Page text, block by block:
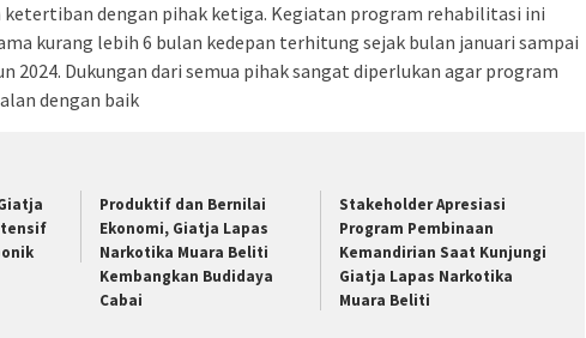
ketertiban dengan pihak ketiga. Kegiatan program rehabilitasi ini
kurang lebih 6 bulan kedepan terhitung sejak bulan januari sampai
2024. Dukungan dari semua pihak sangat diperlukan agar program
dengan baik
Produktif dan Bernilai
Ekonomi, Giatja Lapas
Narkotika Muara Beliti
Kembangkan Budidaya
Cabai
Stakeholder Apresiasi
Program Pembinaan
Kemandirian Saat Kunjungi
Giatja Lapas Narkotika
Muara Beliti